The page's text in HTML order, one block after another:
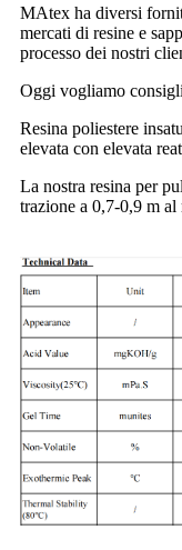
MAtex ha diversi
mercati di resine e
processo dei nostri
Oggi vogliamo
Resina poliestere
elevata con elevata
La nostra resina per
trazione a 0,7-0,9 m